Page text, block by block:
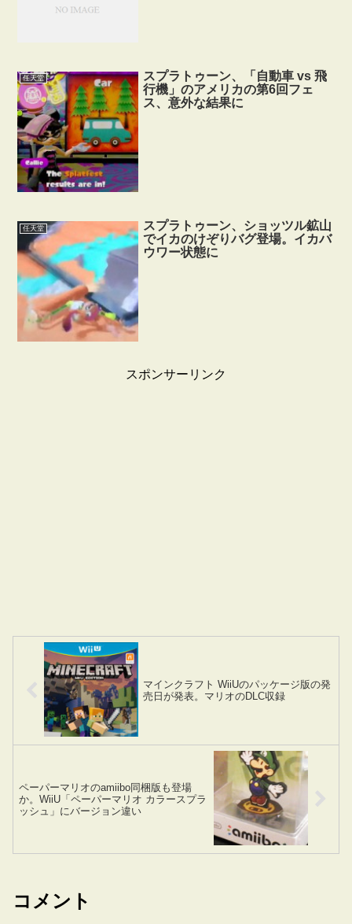
任天堂
スプラトゥーン、「自動車 vs 飛
行機」のアメリカの第6回フェ
ス、意外な結果に
任天堂
スプラトゥーン、ショッツル鉱山
でイカのけぞりバグ登場。イカバ
ウワー状態に
スポンサーリンク
マインクラフト WiiUのパッケージ版の発
売日が発表。マリオのDLC収録
ペーパーマリオのamiibo同梱版も登場
か。WiiU「ペーパーマリオ カラースプラ
ッシュ」にバージョン違い
コメント